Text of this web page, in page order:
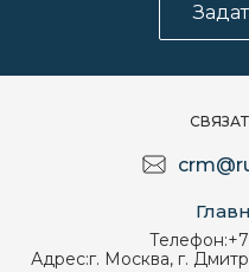
Телефон:
Адрес:г. Москва, г.